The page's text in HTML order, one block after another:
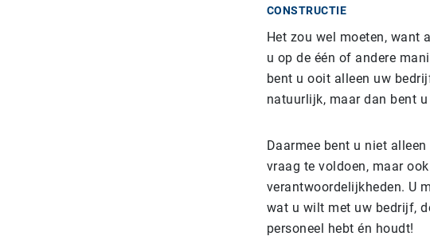
CONSTRUCTIE
Het zou wel moeten, want
u op de één of andere
bent u ooit alleen uw
natuurlijk, maar dan bent
Daarmee bent u niet
vraag te voldoen, maar
verantwoordelijkheden. U
wat u wilt met uw bedrijf,
personeel hebt én houdt!